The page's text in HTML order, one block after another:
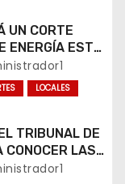
UN CORTE
ENERGÍA ESTE
LOCALES
TRIBUNAL DE
CONOCER LAS